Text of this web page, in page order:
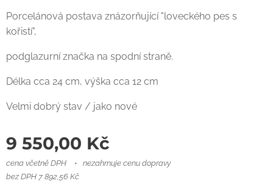
Porcelánová postava "loveckého psa"
Porcelánová postava "loveckého psa"
Porcelánová postava znázorňující "loveckého pes s
kořistí",
podglazurní značka na spodní straně.
Délka cca 24 cm, výška cca 12 cm
Velmi dobrý stav / jako nové
9 550,00 Kč
cena včetně DPH
nezahrnuje cenu dopravy
bez DPH 7 892,56 Kč